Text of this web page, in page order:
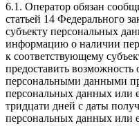
6.1. Оператор обязан
статьей 14 Федерального
субъекту персональных
информацию о наличии
к соответствующему
предоставить возможность
персональными данными
персональных данных или
тридцати дней с даты
персональных данных или